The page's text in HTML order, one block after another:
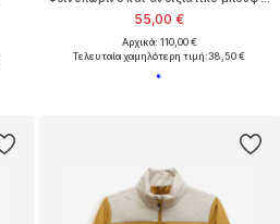
55,00 €
Αρχικά: 110,00 €
Τελευταία χαμηλότερη τιμή:38,50 €